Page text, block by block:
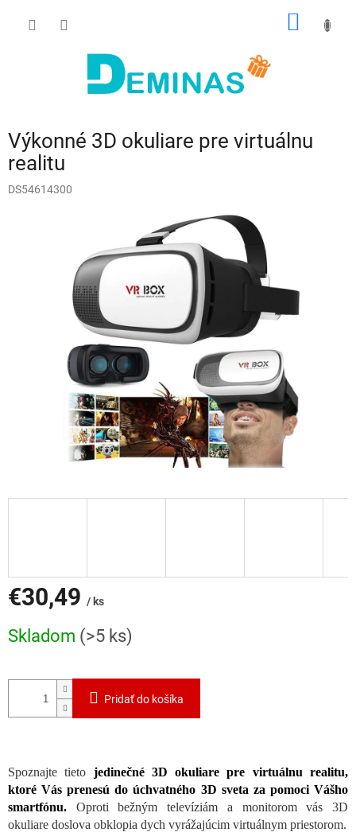
Výkonné 3D okuliare pre virtuálnu
realitu
DS54614300
€30,49 / ks
cena:
Skladom (>5 ks)
Pridať do košíka
Spoznajte tieto jedinečné 3D okuliare pre virtuálnu realitu,
ktoré Vás prenesú do úchvatného 3D sveta za pomoci Vášho
smartfónu. Oproti bežným televíziám a monitorom vás 3D
okuliare doslova obklopia dych vyrážajúcim virtuálnym priestorom.